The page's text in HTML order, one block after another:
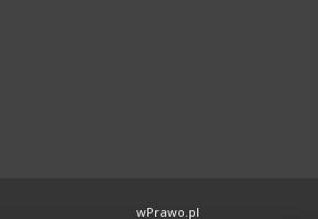
wPrawo.pl